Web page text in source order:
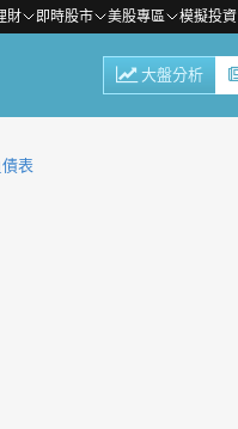
財 即時股市 美股專區 模擬投資
大盤分析
表